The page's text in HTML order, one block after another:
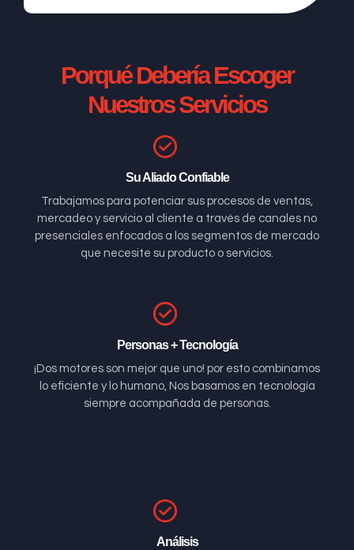
Porqué Debería Escoger
Nuestros Servicios
Su Aliado Confiable
Trabajamos para potenciar sus procesos de ventas,
mercadeo y servicio al cliente a través de canales no
presenciales enfocados a los segmentos de mercado
que necesite su producto o servicios.
Personas + Tecnología
¡Dos motores son mejor que uno! por esto combinamos
lo eficiente y lo humano, Nos basamos en tecnología
siempre acompañada de personas.
Análisis